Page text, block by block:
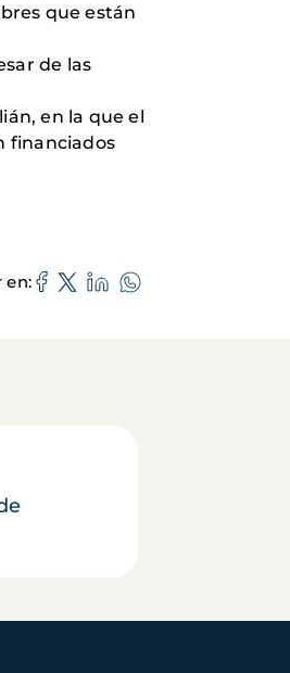
que están
de las
en la que el
financiados
en